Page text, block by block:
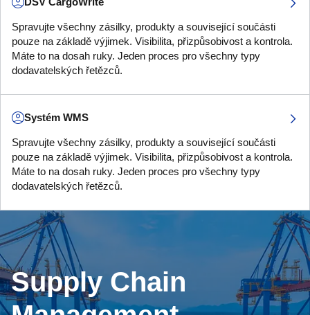
Spravujte všechny zásilky, produkty a související součásti
pouze na základě výjimek. Visibilita, přizpůsobivost a kontrola.
Máte to na dosah ruky. Jeden proces pro všechny typy
dodavatelských řetězců.
Systém WMS
Spravujte všechny zásilky, produkty a související součásti
pouze na základě výjimek. Visibilita, přizpůsobivost a kontrola.
Máte to na dosah ruky. Jeden proces pro všechny typy
dodavatelských řetězců.
Supply Chain